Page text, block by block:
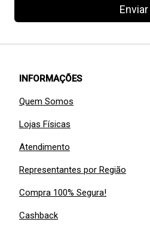
Enviar
INFORMAÇÕES
Quem Somos
Lojas Físicas
Atendimento
Representantes por Região
Compra 100% Segura!
Cashback